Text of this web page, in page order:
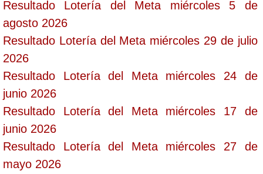
Super Chontico Noche
Resultado Lotería del Meta miércoles 5 de
agosto 2026
Resultado Lotería del Meta miércoles 29 de julio
2026
Resultado Lotería del Meta miércoles 24 de
junio 2026
Resultado Lotería del Meta miércoles 17 de
junio 2026
Resultado Lotería del Meta miércoles 27 de
mayo 2026